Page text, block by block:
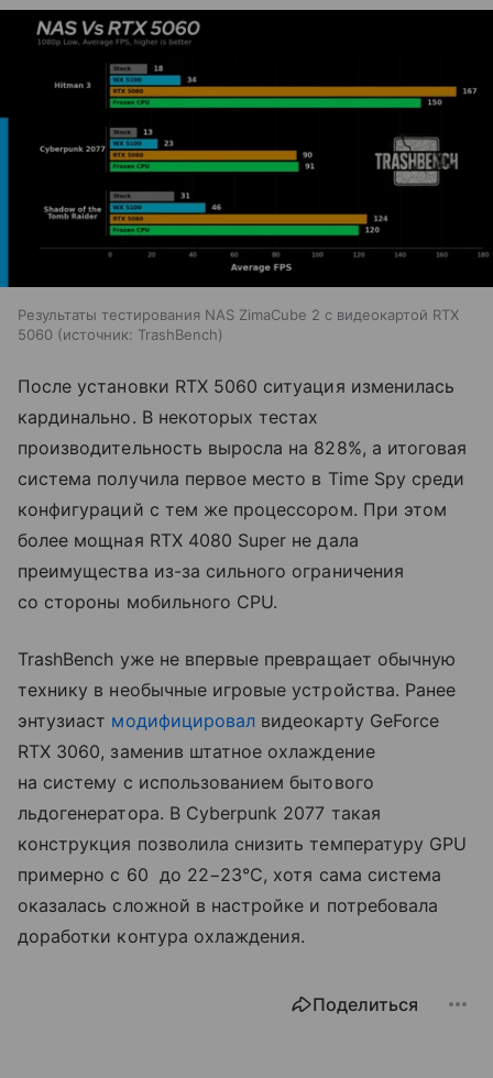
Результаты тестирования NAS ZimaCube 2 с видеокартой RTX
5060
источник: TrashBench
После установки RTX 5060 ситуация изменилась
кардинально. В некоторых тестах
производительность выросла на 828%, а итоговая
система получила первое место в Time Spy среди
конфигураций с тем же процессором. При этом
более мощная RTX 4080 Super не дала
преимущества из-за сильного ограничения
со стороны мобильного CPU.
TrashBench уже не впервые превращает обычную
технику в необычные игровые устройства. Ранее
энтузиаст модифицировал видеокарту GeForce
RTX 3060, заменив штатное охлаждение
на систему с использованием бытового
льдогенератора. В Cyberpunk 2077 такая
конструкция позволила снизить температуру GPU
примерно с 60 до 22−23°C, хотя сама система
оказалась сложной в настройке и потребовала
доработки контура охлаждения.
Поделиться